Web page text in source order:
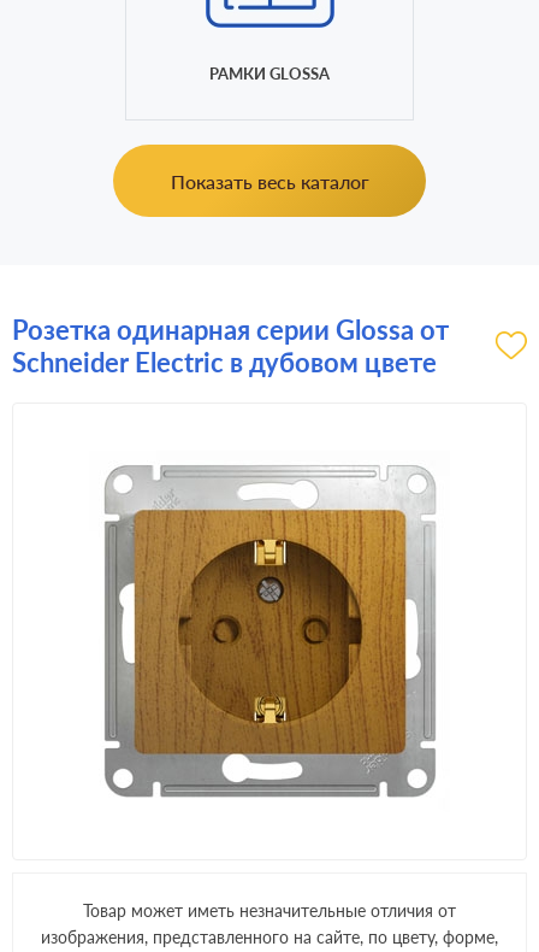
РАМКИ GLOSSA
Показать весь каталог
Розетка одинарная серии Glossa от
Schneider Electric в дубовом цвете
Товар может иметь незначительные отличия от
изображения, представленного на сайте, по цвету, форме,